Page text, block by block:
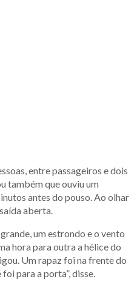
entre passageiros e dois
também que ouviu um
antes do pouso. Ao olhar
aberta.
um estrondo e o vento
hora para outra a hélice do
Um rapaz foi na frente do
para a porta”, disse.